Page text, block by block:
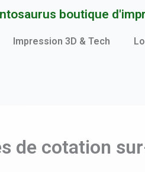
boutique
Impression 3D & Tech
de cotation